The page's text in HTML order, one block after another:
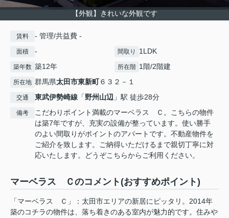
【外観】きれいな外観です
賃料 - 管理/共益費 -
面積 - 間取り 1LDK
築年数 築12年 所在階 1階/2階建
所在地 群馬県太田市東新町６３２－１
交通 東武伊勢崎線 「野州山辺 」駅 徒歩28分
備考
こだわりポイント満載のマーベラス Ｃ。こちらの物件
は築7年ですが、充実の設備が整っています。使い勝手
のよい間取りがポイントのアパートです。不動産物件を
ご紹介を致します。ご納得いただけるまで親切丁寧に対
応いたします。どうぞこちらからご利用ください。
マーベラス Ｃのコメント(おすすめポイント)
「マーベラス Ｃ」：太田市エリアの新居にピッタリ。2014年
築のコチラの物件は、落ち着きのある室内が魅力的です。住みや